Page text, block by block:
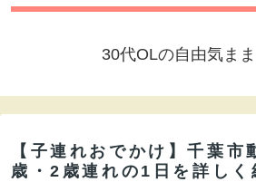
30代OLの自由気ま
【子連れおでかけ】千葉市
歳・2歳連れの1日を詳しく